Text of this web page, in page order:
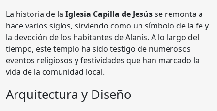
La historia de la Iglesia Capilla de Jesússe remonta a
hace varios siglos, sirviendo como un símbolo de la fe y
la devoción de los habitantes de Alanís. A lo largo del
tiempo, este templo ha sido testigo de numerosos
eventos religiosos y festividades que han marcado la
vida de la comunidad local.
Arquitectura y Diseño